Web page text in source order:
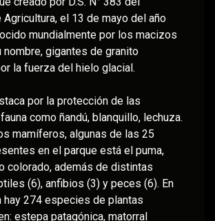
el 13 de mayo del año
mundialmente por los macizos
nombre, gigantes de granito
la fuerza del hielo glacial.
por la protección de las
como ñandú, blanquillo, lechuza.
mamíferos, algunas de las 25
en el parque está el puma,
colorado, además de distintas
(6), anfibios (3) y peces (6). En
hay 274 especies de plantas
estepa patagónica, matorral